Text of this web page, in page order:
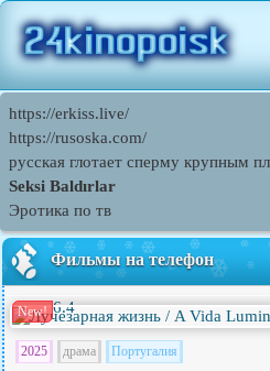
https://erkiss.live/
https://rusoska.com/
русская глотает сперму крупным
Seksi Baldırlar
Эротика по тв
Фильмы на телефон
New! 6.4
2025 драма Португалия